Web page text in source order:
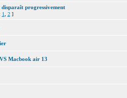
disparaît progressivement
1 2]
Macbook air 13